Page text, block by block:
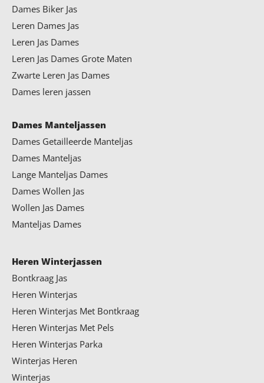
Dames Biker Jas
Leren Dames Jas
Leren Jas Dames
Leren Jas Dames Grote Maten
Zwarte Leren Jas Dames
Dames leren jassen
Dames Manteljassen
Dames Getailleerde Manteljas
Dames Manteljas
Lange Manteljas Dames
Dames Wollen Jas
Wollen Jas Dames
Manteljas Dames
Heren Winterjassen
Bontkraag Jas
Heren Winterjas
Heren Winterjas Met Bontkraag
Heren Winterjas Met Pels
Heren Winterjas Parka
Winterjas Heren
Winterjas